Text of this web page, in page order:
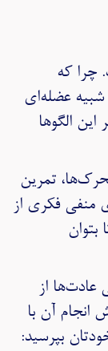
چرا که
شبیه عضله‌ای
الگوها
تمرین
منفی فکری از
عادت‌ها از
انجام آن با
بپرسید: